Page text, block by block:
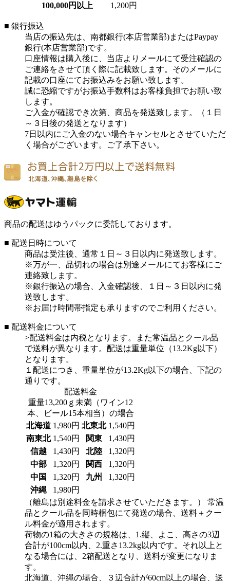
100,000円以上
1,200円
■ 銀行振込
当店の振込先は、南都銀行(本店営業部)またはPaypay
銀行(本店営業部)です。
口座情報は購入後に、当店よりメールにて受注確認の
ご連絡をさせて頂く際に記載致します。そのメールに
記載の口座にてお振込みをお願い致します。
誠に恐縮ですがお振込手数料はお客様負担でお願い致
します。
ご入金が確認でき次第、商品を発送致します。（１日
～３日後の発送となります）
7日以内にご入金のない場合キャンセルとさせていただ
く場合がございます。ご了承下さい。
商品の配送はゆうパックに委託しております。
■ 配送日時について
商品は受注後、通常１日～３日以内に発送致します。
※万が一、品切れの場合は別途メールにてお客様にご
連絡致します。
※銀行振込の場合、入金確認後、１日～３日以内に発
送致します。
※お届け時間帯指定も承りますのでご利用ください。
■ 配送料金について
>配送料金は内税となります。また常温品とクール品
で送料が異なります。配送は重量単位（13.2Kg以下）
となります。
１配送につき、重量単位が13.2Kg以下の場合、下記の
通りです。
配送料金
重量13,200ｇ未満（ワイン12
本、ビール15本相当）の場合
北海道 1,980円 北東北 1,540円
南東北 1,540円 関東
1,430円
信越
1,430円 北陸
1,320円
中部
1,320円 関西
1,320円
中国
1,320円 九州
1,320円
沖縄
1,980円
（離島は別途料金を請求させていただきます。）
常温
品とクール品を同時梱包にて発送の場合、送料＋クー
ル料金が適用されます。
荷物の1箱の大きさの規格は、1.縦、よこ、高さの3辺
合計が100cm以内、2.重さ13.2kg以内です。それ以上と
なる場合には、2箱配送となり、送料が変更になりま
す。
北海道、沖縄の場合、３辺合計が60cm以上の場合、送